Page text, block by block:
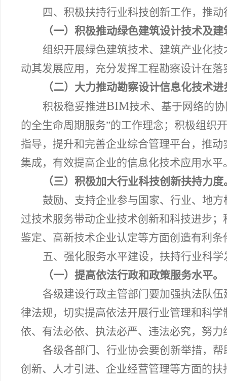
四、积极扶持行业科技创新工作，推
（一）积极推动绿色建筑设计技术及
组织开展绿色建筑技术、建筑产业化
动其发展应用，充分发挥工程勘察设计在
（二）大力推动勘察设计信息化技术进
积极稳妥推进BIM技术、基于网络的
的全生命周期服务”的工作理念；积极组织
指导， 提升和完善企业综合管理平台，推
集成，有效提高企业的信息化技术应用水平
（三）积极加大行业科技创新扶持力度
鼓励、支持企业参与国家、行业、地
过技术服务带动企业技术创新和科技进步
鉴定、高新技术企业认定等方面创造有利
五、强化服务水平建设，扶持行业科学
（一）提高依法行政和政策服务水平。
各级建设行政主管部门要加强执法队
律法规，切实提高依法开展行业管理和科
依、有法必依、执法必严、违法必究，努
各级各部门、行业协会要创新举措，
创新、人才引进、企业经营管理等方面的